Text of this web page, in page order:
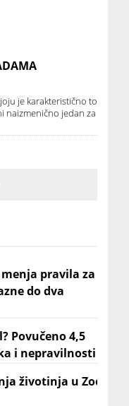
je karakteristično to
naizmenično jedan za
menja pravila za
do dva
Povučeno 4,5
i nepravilnosti
životinja u Zoo